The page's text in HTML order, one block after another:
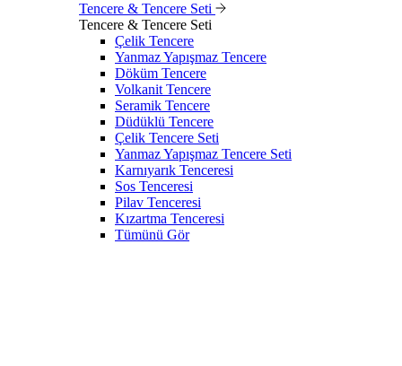
Tencere & Tencere Seti
Tencere & Tencere Seti
Çelik Tencere
Yanmaz Yapışmaz Tencere
Döküm Tencere
Volkanit Tencere
Seramik Tencere
Düdüklü Tencere
Çelik Tencere Seti
Yanmaz Yapışmaz Tencere Seti
Karnıyarık Tenceresi
Sos Tenceresi
Pilav Tenceresi
Kızartma Tenceresi
Tümünü Gör